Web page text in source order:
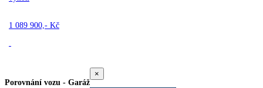
1 089 900,- Kč
Porovnání vozu - Garáž
×